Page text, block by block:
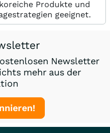
Produkte und
geeignet.
Newsletter
mehr aus der